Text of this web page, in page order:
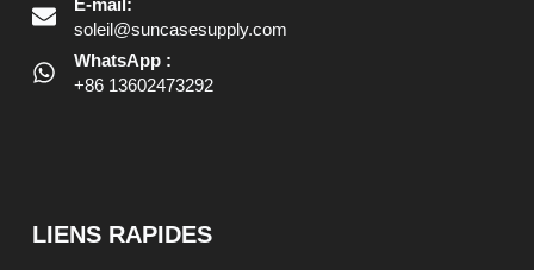
E-mail:
soleil@suncasesupply.com
WhatsApp :
+86 13602473292
LIENS RAPIDES